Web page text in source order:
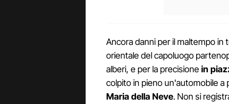
Ancora danni per il maltempo in
orientale del capoluogo
alberi, e per la precisionein
colpito in pieno un'automobile a
Maria della Neve. Non si